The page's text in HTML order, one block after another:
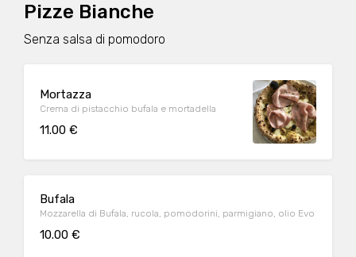
Pizze Bianche
Senza salsa di pomodoro
Mortazza
Crema di pistacchio bufala e mortadella
11.00 €
Bufala
Mozzarella di Bufala, rucola, pomodorini, parmigiano, olio Evo
10.00 €